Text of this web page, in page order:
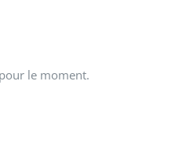
le moment.